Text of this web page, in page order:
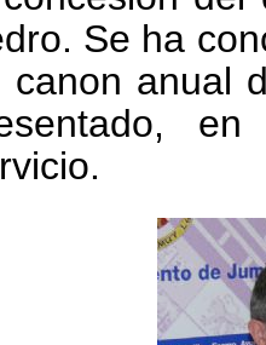
Se ha
canon anual